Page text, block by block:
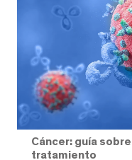
Cáncer: guía
tratamiento